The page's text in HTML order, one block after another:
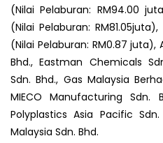
(Nilai Pelaburan: RM94.00
(Nilai Pelaburan:
(Nilai Pelaburan: RM0.87
Bhd., Eastman Chemicals
Sdn. Bhd., Gas Malaysia
MIECO Manufacturing Sdn.
Polyplastics Asia Pacific
Malaysia Sdn. Bhd.